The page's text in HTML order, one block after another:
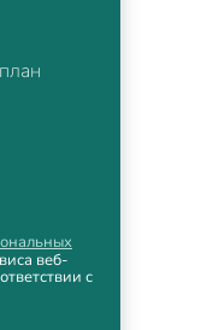
веб-
с